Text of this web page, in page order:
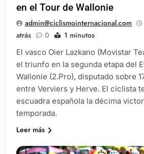
en el Tour de Wallonie
admin@ciclismointernacional.com
atrás
0 1 minutos
El vasco Oier Lazkano (Movistar
el triunfo en la segunda etapa del
Wallonie (2.Pro), disputado sobre
entre Verviers y Herve. El ciclista
escuadra española la décima
temporada.
Leer más